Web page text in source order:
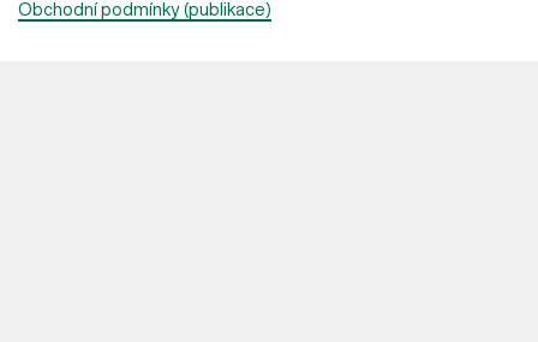
Obchodní podmínky (publikace)